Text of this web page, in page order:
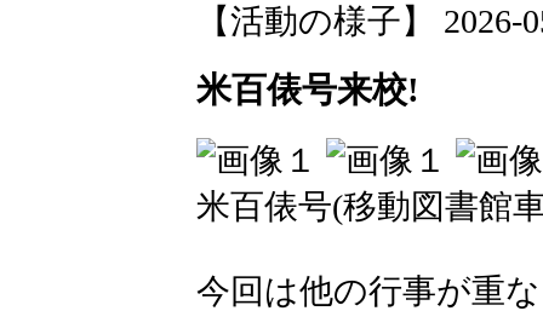
【活動の様子】 2026-
米百俵号来校!
米百俵号(移動図書館
今回は他の行事が重